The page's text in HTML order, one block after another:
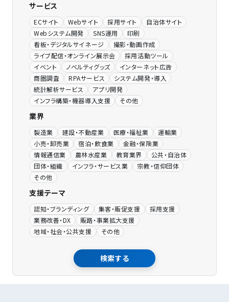
サービス
ECサイト Webサイト 採用サイト
自治体サイト
Webシステム開発
SNS運用
印刷
看板・デジタルサイネージ
撮影・動画作成
ライブ配信・オンライン展示会
採用活動ツール
イベント
ノベルティグッズ
インターネット広告
商圏調査
RPAサービス
システム開発・導入
統計解析サービス
アプリ開発
インフラ構築・機器導入支援
その他
業界
製造業 建設・不動産業 医療・福祉業
運輸業
小売・卸売業
宿泊・飲食業
金融・保険業
情報通信業
農林水産業 教育業界
公共・自治体
団体・組織
インフラ・サービス業
宗教・信仰団体
その他
支援テーマ
認知・ブランディング 集客・販促支援
採用支援
業務改善・DX
販路・事業拡大支援
地域・社会・公共支援
その他
検索する